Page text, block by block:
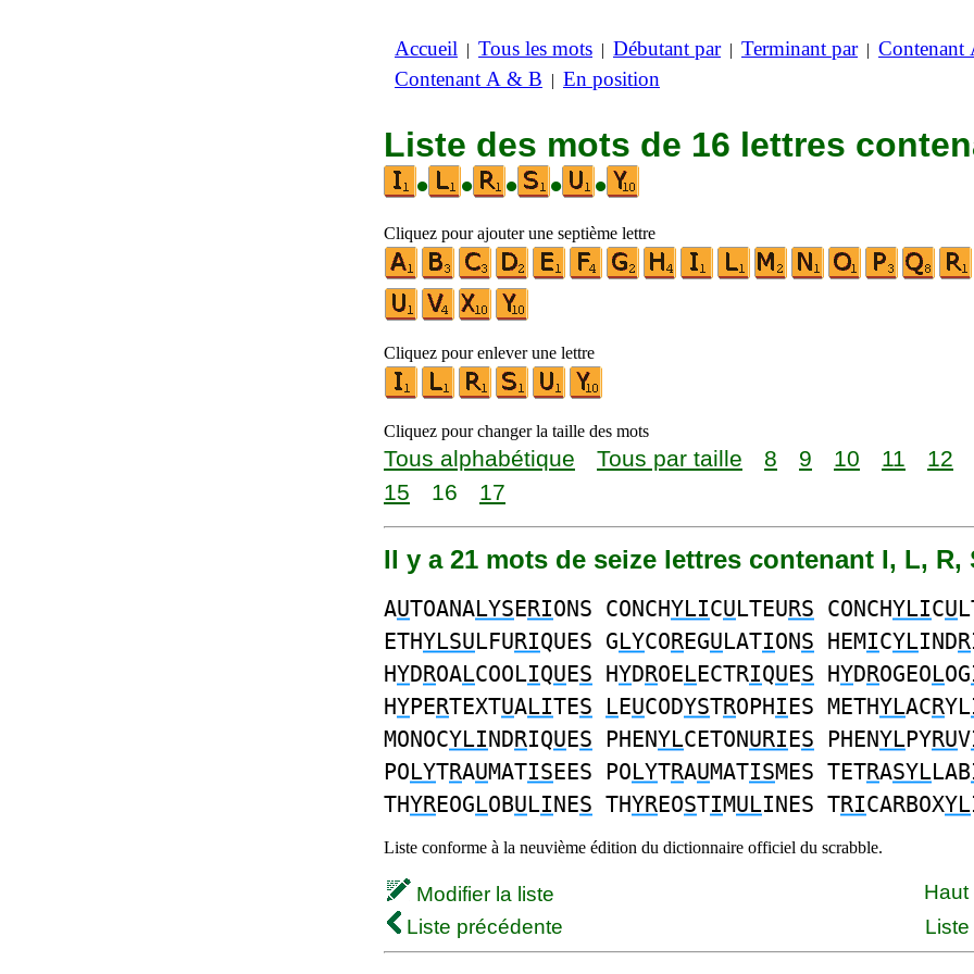
Accueil | Tous les mots | Débutant par| Terminant par| Contenant
Contenant A & B | En position
Liste des mots de 16 lettres
•
• • • •
Cliquez pour ajouter une septième lettre
Cliquez pour enlever une lettre
Cliquez pour changer la taille des mots
Tous alphabétique Tous par taille 8 9 10 11 12
15
16 17
Il y a 21 mots de seize lettres contenant I, L, R,
AUTOANALYSERIONS CONCHYLICULTEURS CONCHYLICU
ETHYLSULFURIQUES GLYCOREGULATIONS HEMICYLINDR
HYDROALCOOLIQUES HYDROELECTRIQUES HYDROGEOLOG
HYPERTEXTUALITES LEUCODYSTROPHIES METHYLACRYL
MONOCYLINDRIQUES PHENYLCETONURIES PHENYLPYRUV
POLYTRAUMATISEES POLYTRAUMATISMES TETRASYLLAB
THYREOGLOBULINES THYREOSTIMULINES TRICARBOXYL
Liste conforme à la neuvième édition du dictionnaire officiel du scrabble.
Modifier la liste
Haut
Liste précédente